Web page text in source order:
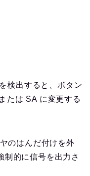
検出すると、ボタン
たは SA に変更する
のはんだ付けを外
的に信号を出力さ